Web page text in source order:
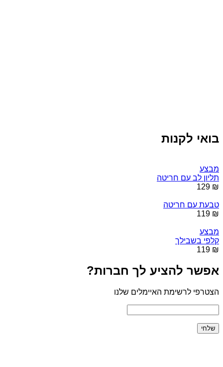
בואי לקנות
מבצע
תליון לב עם חריטה
₪ 129
טבעת עם חריטה
₪ 119
מבצע
קלפי בשבילך
₪ 119
אפשר להציע לך חברות?
הצטרפי לרשימת האיימלים שלנו